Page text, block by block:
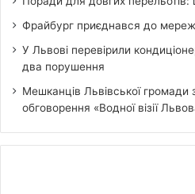
Фрайбург приєднався до
У Львові перевірили
два порушення
Мешканців Львівської
обговорення «Водної візії